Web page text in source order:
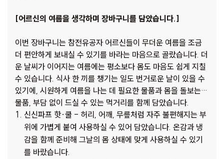
[어르신의 여름을 생각하며 장바구니를 담았습니다.]
이번 장바구니는 참전유공자 어르신들이 무더운 여름을 조금
더 편안하게 보내실 수 있기를 바라는 마음으로 골랐습니다. 더
운 날씨가 이어지는 여름에는 평소보다 몸도 마음도 쉽게 지칠
수 있습니다. 식사 한 끼를 챙기는 일도 번거로운 날이 있을 수
있기에, 시원하게 여름을 나는 데 필요한 물품과 몸을 돌보는
물품, 부담 없이 드실 수 있는 먹거리를 함께 담았습니다.
신신파프 핫·쿨 - 허리, 어깨, 무릎처럼 자주 불편해지는 부
위에 가볍게 붙여 사용하실 수 있어 담았습니다. 온감과 냉
감을 함께 준비해 그날의 몸 상태에 맞게 사용하실 수 있기
를 바랐습니다.